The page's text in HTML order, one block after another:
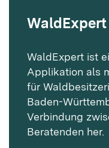
WaldExpert
WaldExpert ist
Applikation als
für
Baden-
Verbindung
Beratenden her.